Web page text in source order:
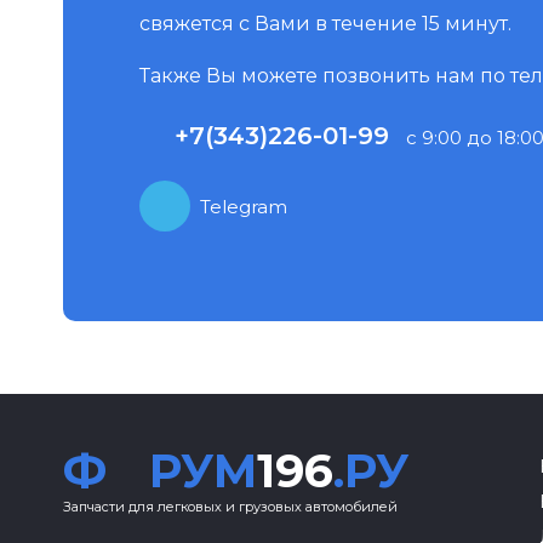
свяжется с Вами в течение 15 минут.
Также Вы можете позвонить нам по
+7(343)226-01-99 с 9:00 до
Telegram
Ф РУМ196.РУ
Запчасти для легковых и грузовых автомобилей